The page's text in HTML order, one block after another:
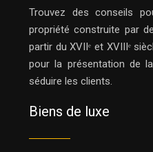
Trouvez des conseils
propriété construite par
partir du XVIIᵉ et XVIIIᵉ
pour la présentation de
séduire les clients.
Biens de luxe